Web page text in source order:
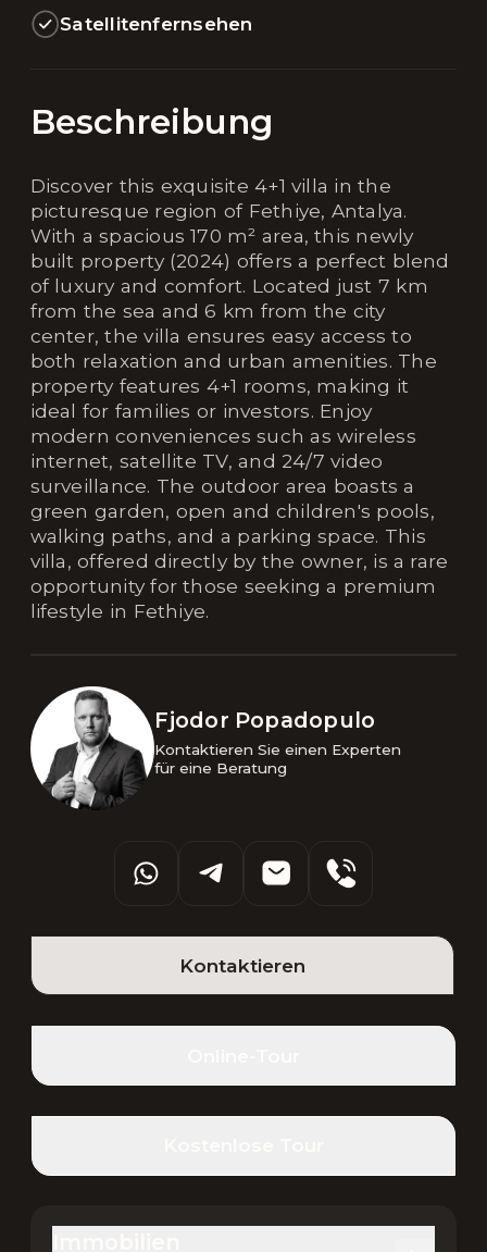
Satellitenfernsehen
Beschreibung
Discover this exquisite 4+1 villa in the
picturesque region of Fethiye, Antalya.
With a spacious 170 m² area, this newly
built property (2024) offers a perfect blend
of luxury and comfort. Located just 7 km
from the sea and 6 km from the city
center, the villa ensures easy access to
both relaxation and urban amenities. The
property features 4+1 rooms, making it
ideal for families or investors. Enjoy
modern conveniences such as wireless
internet, satellite TV, and 24/7 video
surveillance. The outdoor area boasts a
green garden, open and children's pools,
walking paths, and a parking space. This
villa, offered directly by the owner, is a rare
opportunity for those seeking a premium
lifestyle in Fethiye.
Fjodor Popadopulo
Kontaktieren Sie einen Experten
für eine Beratung
Kontaktieren